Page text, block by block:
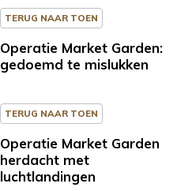
TERUG NAAR TOEN
Operatie Market Garden:
gedoemd te mislukken
TERUG NAAR TOEN
Operatie Market Garden
herdacht met
luchtlandingen